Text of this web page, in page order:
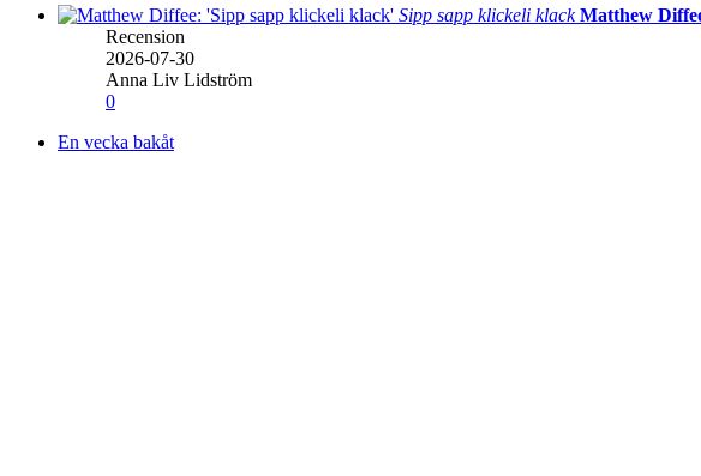
Sipp sapp klickeli klack Matthew
Recension
2026-07-30
Anna Liv Lidström
0
En vecka bakåt